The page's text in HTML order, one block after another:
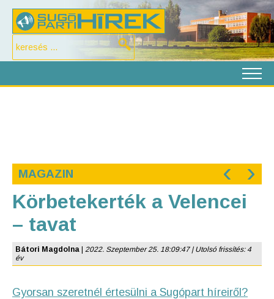
MAGAZIN ‹ ›
Körbetekerték a Velencei
– tavat
Bátori Magdolna
2022. Szeptember 25. 18:09:47 | Utolsó frissítés: 4
év
Gyorsan szeretnél értesülni a Sugópart híreiről?